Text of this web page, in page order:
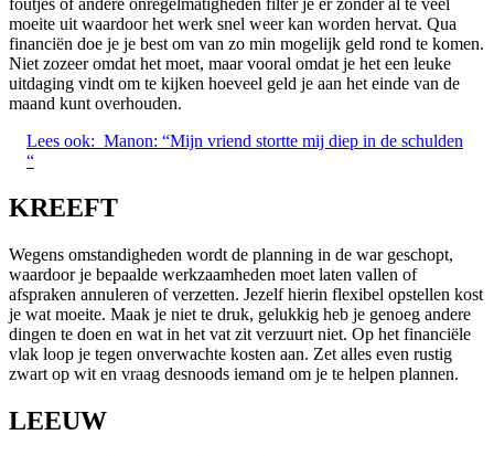
foutjes of andere onregelmatigheden filter je er zonder al te veel
moeite uit waardoor het werk snel weer kan worden hervat. Qua
financiën doe je je best om van zo min mogelijk geld rond te komen.
Niet zozeer omdat het moet, maar vooral omdat je het een leuke
uitdaging vindt om te kijken hoeveel geld je aan het einde van de
maand kunt overhouden.
Lees ook: Manon: “Mijn vriend stortte mij diep in de schulden
“
KREEFT
Wegens omstandigheden wordt de planning in de war geschopt,
waardoor je bepaalde werkzaamheden moet laten vallen of
afspraken annuleren of verzetten. Jezelf hierin flexibel opstellen kost
je wat moeite. Maak je niet te druk, gelukkig heb je genoeg andere
dingen te doen en wat in het vat zit verzuurt niet. Op het financiële
vlak loop je tegen onverwachte kosten aan. Zet alles even rustig
zwart op wit en vraag desnoods iemand om je te helpen plannen.
LEEUW